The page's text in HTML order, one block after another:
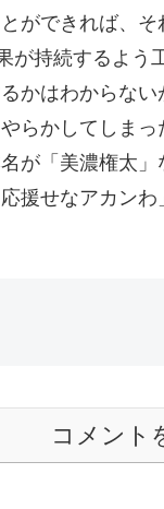
ができれば、そ
持続するよう
かはわからない
らかしてしまっ
が「美濃権太
援せなアカンわ
コメント